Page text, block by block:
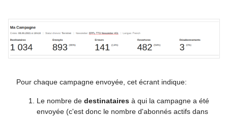
Pour chaque campagne envoyée, cet écrant indique:
Le nombre de destinataires à qui la campagne a été
envoyée (c'est donc le nombre d'abonnés actifs dans